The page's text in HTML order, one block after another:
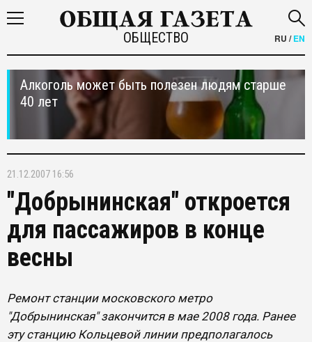
ОБЩЕСТВО RU /EN
Алкоголь может быть полезен людям старше
40 лет
21.12.2007 16:56
"Добрынинская" откроется
для пассажиров в конце
весны
Ремонт станции московского метро
"Добрынинская" закончится в мае 2008 года. Ранее
эту станцию Кольцевой линии предполагалось